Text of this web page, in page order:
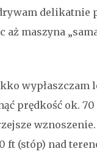
delikatnie
aż maszyna
wypłaszczam
prędkość ok.
wznoszenie.
ft (stóp) nad